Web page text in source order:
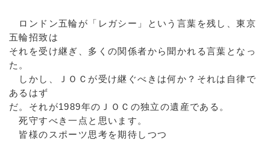
ロンドン五輪が「レガシー」という言葉を残し、東京
五輪招致は
それを受け継ぎ、多くの関係者から聞かれる言葉となっ
た。
しかし、ＪＯＣが受け継ぐべきは何か？それは自律で
あるはず
だ。それが1989年のＪＯＣの独立の遺産である。
死守すべき一点と思います。
皆様のスポーツ思考を期待しつつ